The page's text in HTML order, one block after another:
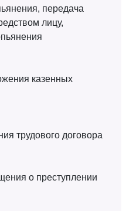
передача
лицу,
казенных
трудового договора
о преступлении